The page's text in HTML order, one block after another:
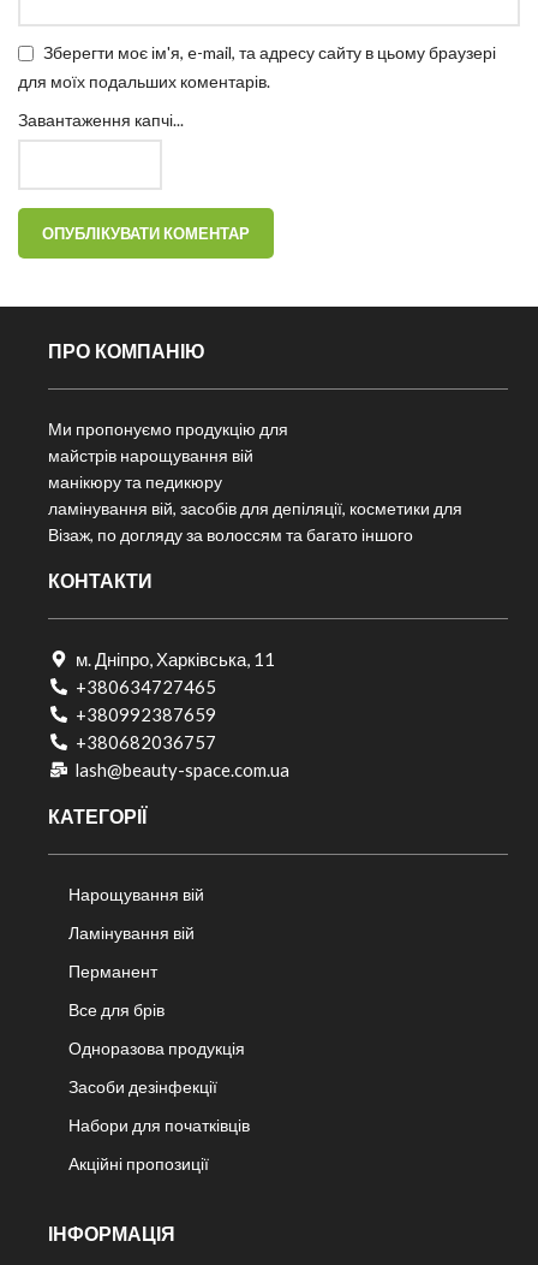
Зберегти моє ім'я, e-mail, та адресу сайту в цьому браузері
для моїх подальших коментарів.
Завантаження капчі...
ПРО КОМПАНІЮ
Ми пропонуємо продукцію для
майстрів нарощування вій
манікюру та педикюру
ламінування вій, засобів для депіляції, косметики для
Візаж, по догляду за волоссям та багато іншого
КОНТАКТИ
м. Дніпро, Харківська, 11
+380634727465
+380992387659
+380682036757​
lash@beauty-space.com.ua
КАТЕГОРІЇ
Нарощування вій
Ламінування вій
Перманент
Все для брів
Одноразова продукція
Засоби дезінфекції
Набори для початківців
Акційні пропозиції
ІНФОРМАЦІЯ